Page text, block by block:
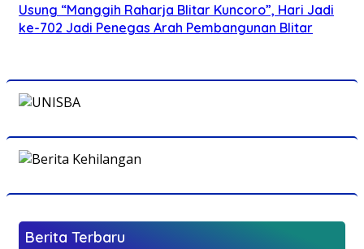
Usung “Manggih Raharja Blitar Kuncoro”, Hari Jadi
ke-702 Jadi Penegas Arah Pembangunan Blitar
Berita Terbaru